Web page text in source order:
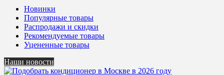
Новинки
Популярные товары
Распродажи и скидки
Рекомендуемые товары
Уцененные товары
Наши новости